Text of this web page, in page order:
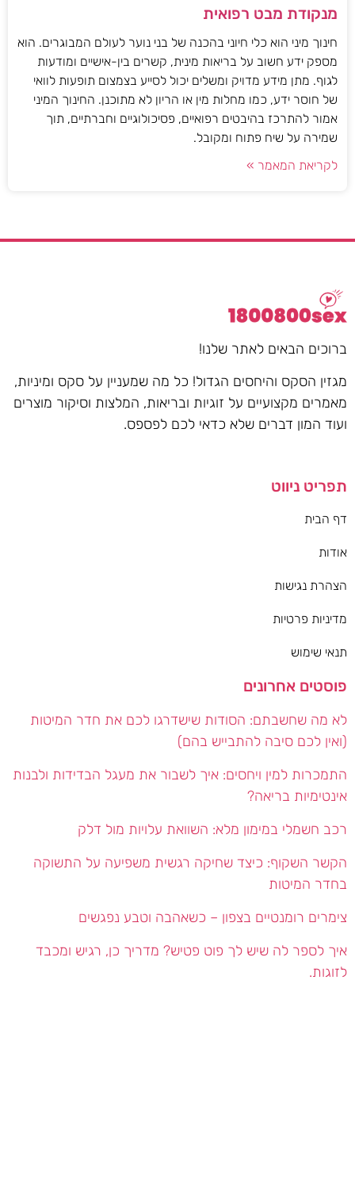
מנקודת מבט רפואית
חינוך מיני הוא כלי חיוני בהכנה של בני נוער לעולם המבוגרים. הוא
מספק ידע חשוב על בריאות מינית, קשרים בין-אישיים ומודעות
לגוף. מתן מידע מדויק ומשלים יכול לסייע בצמצום תופעות לוואי
של חוסר ידע, כמו מחלות מין או הריון לא מתוכנן. החינוך המיני
אמור להתרכז בהיבטים רפואיים, פסיכולוגיים וחברתיים, תוך
שמירה על שיח פתוח ומקובל.
לקריאת המאמר »
ברוכים הבאים לאתר שלנו!
מגזין הסקס והיחסים הגדול! כל מה שמעניין על סקס ומיניות,
מאמרים מקצועיים על זוגיות ובריאות, המלצות וסיקור מוצרים
ועוד המון דברים שלא כדאי לכם לפספס.
תפריט ניווט
דף הבית
אודות
הצהרת נגישות
מדיניות פרטיות
תנאי שימוש
פוסטים אחרונים
לא מה שחשבתם: הסודות שישדרגו לכם את חדר המיטות
(ואין לכם סיבה להתבייש בהם)
התמכרות למין ויחסים: איך לשבור את מעגל הבדידות ולבנות
אינטימיות בריאה?
רכב חשמלי במימון מלא: השוואת עלויות מול דלק
הקשר השקוף: כיצד שחיקה רגשית משפיעה על התשוקה
בחדר המיטות
צימרים רומנטיים בצפון – כשאהבה וטבע נפגשים
איך לספר לה שיש לך פוט פטיש? מדריך כן, רגיש ומכבד
לזוגות.